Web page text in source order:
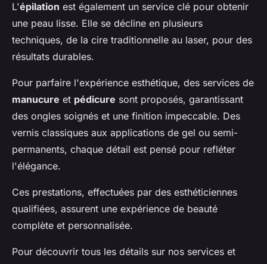
L'épilation est également un service clé pour obtenir
une peau lisse. Elle se décline en plusieurs
techniques, de la cire traditionnelle au laser, pour des
résultats durables.
Pour parfaire l'expérience esthétique, des services de
manucure et pédicure sont proposés, garantissant
des ongles soignés et une finition impeccable. Des
vernis classiques aux applications de gel ou semi-
permanents, chaque détail est pensé pour refléter
l'élégance.
Ces prestations, effectuées par des esthéticiennes
qualifiées, assurent une expérience de beauté
complète et personnalisée.
Pour découvrir tous les détails sur nos services et